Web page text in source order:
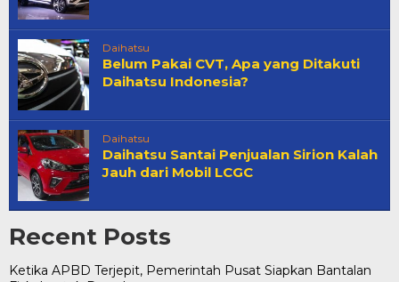
Daihatsu
Belum Pakai CVT, Apa yang Ditakuti
Daihatsu Indonesia?
Daihatsu
Daihatsu Santai Penjualan Sirion Kalah
Jauh dari Mobil LCGC
Recent Posts
Ketika APBD Terjepit, Pemerintah Pusat Siapkan Bantalan